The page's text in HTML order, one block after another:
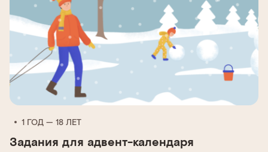
1 ГОД — 18 ЛЕТ
Задания для адвент-календаря